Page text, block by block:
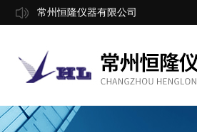
常州恒隆仪器有限公司